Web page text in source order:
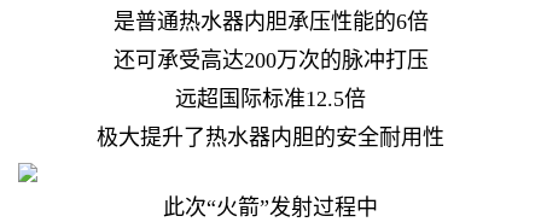
是普通热水器内胆承压性能的6倍
还可承受高达200万次的脉冲打压
远超国际标准12.5倍
极大提升了热水器内胆的安全耐用性
此次“火箭”发射过程中